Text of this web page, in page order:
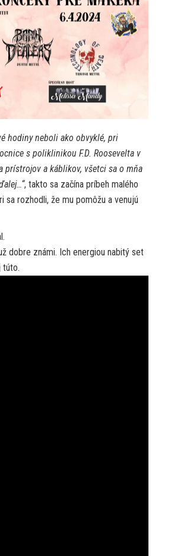
hodiny neboli ako obvyklé, pri
s poliklinikou F.D. Roosevelta v
prístrojov a káblikov, všetci sa o mňa
, takto sa začína príbeh malého
rozhodli, že mu pomôžu a venujú
dobre známi. Ich energiou nabitý set
túto.